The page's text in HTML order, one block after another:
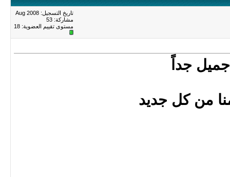
تاريخ التسجيل: Aug 2008
مشاركة: 53
مستوى تقييم العضوية: 18
جداً
من كل جديد